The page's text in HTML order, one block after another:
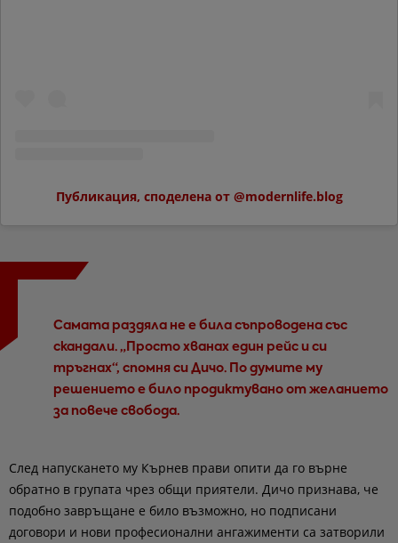
Публикация, споделена от @modernlife.blog
Самата раздяла не е била съпроводена със
скандали. „Просто хванах един рейс и си
тръгнах“, спомня си Дичо. По думите му
решението е било продиктувано от желанието
за повече свобода.
След напускането му Кърнев прави опити да го върне
обратно в групата чрез общи приятели. Дичо признава, че
подобно завръщане е било възможно, но подписани
договори и нови професионални ангажименти са затворили